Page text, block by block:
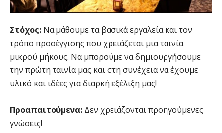
Στόχος: Να μάθουμε τα βασικά εργαλεία και τον
τρόπο προσέγγισης που χρειάζεται μια ταινία
μικρού μήκους. Να μπορούμε να δημιουργήσουμε
την πρώτη ταινία μας και στη συνέχεια να έχουμε
υλικό και ιδέες για διαρκή εξέλιξη μας!
Προαπαιτούμενα: Δεν χρειάζονται προηγούμενες
γνώσεις!